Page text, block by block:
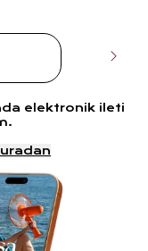
elektronik ileti